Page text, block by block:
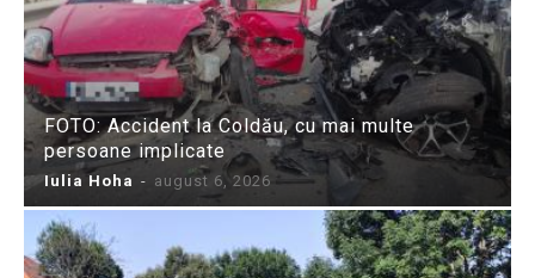
FOTO: Accident la Coldău, cu mai multe
persoane implicate
Iulia Hoha - august 6, 2026